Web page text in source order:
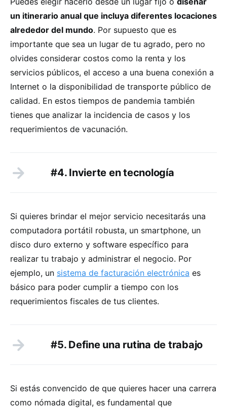
un itinerario anual que incluya diferentes locaciones
alrededor del mundo. Por supuesto que es
importante que sea un lugar de tu agrado, pero no
olvides considerar costos como la renta y los
servicios públicos, el acceso a una buena conexión a
Internet o la disponibilidad de transporte público de
calidad. En estos tiempos de pandemia también
tienes que analizar la incidencia de casos y los
requerimientos de vacunación.
#4. Invierte en tecnología
Si quieres brindar el mejor servicio necesitarás una
computadora portátil robusta, un smartphone, un
disco duro externo y software específico para
realizar tu trabajo y administrar el negocio. Por
ejemplo, un sistema de facturación electrónica es
básico para poder cumplir a tiempo con los
requerimientos fiscales de tus clientes.
#5. Define una rutina de trabajo
Si estás convencido de que quieres hacer una carrera
como nómada digital, es fundamental que